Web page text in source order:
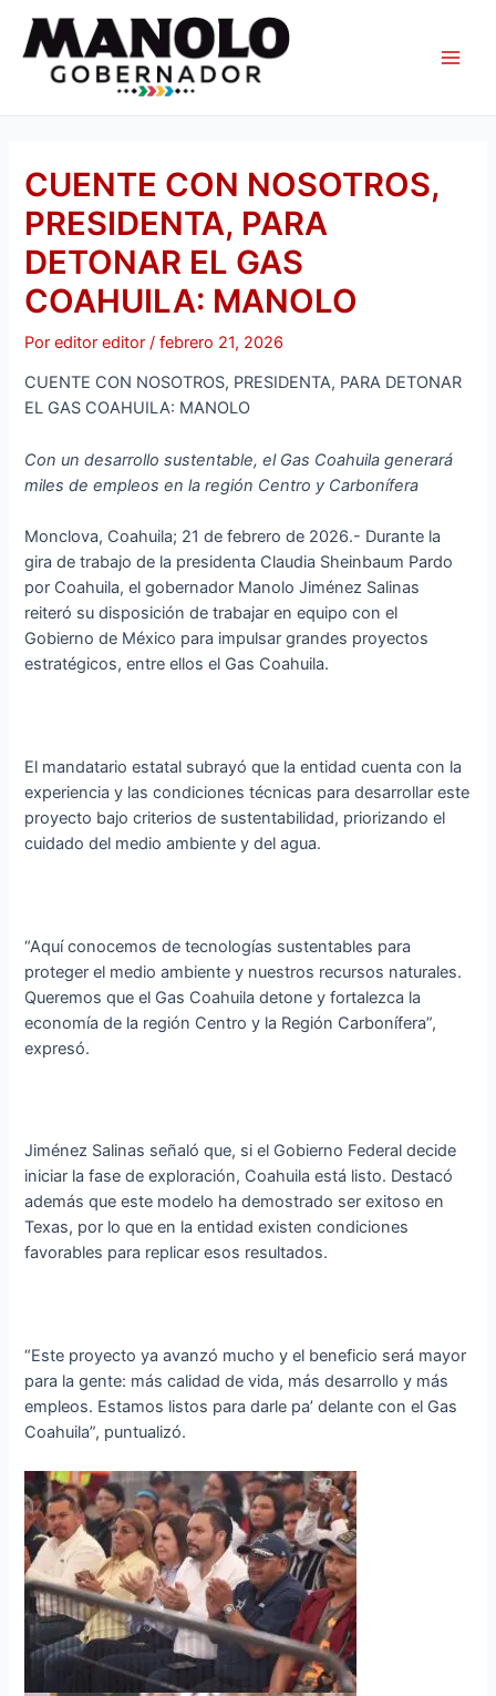
contenido
CUENTE CON NOSOTROS,
PRESIDENTA, PARA
DETONAR EL GAS
COAHUILA: MANOLO
Poreditor editor/febrero 21, 2026
CUENTE CON NOSOTROS, PRESIDENTA, PARA DETONAR
EL GAS COAHUILA: MANOLO
Con un desarrollo sustentable, el Gas Coahuila generará
miles de empleos en la región Centro y Carbonífera
Monclova, Coahuila; 21 de febrero de 2026.- Durante la
gira de trabajo de la presidenta Claudia Sheinbaum Pardo
por Coahuila, el gobernador Manolo Jiménez Salinas
reiteró su disposición de trabajar en equipo con el
Gobierno de México para impulsar grandes proyectos
estratégicos, entre ellos el Gas Coahuila.
El mandatario estatal subrayó que la entidad cuenta con la
experiencia y las condiciones técnicas para desarrollar este
proyecto bajo criterios de sustentabilidad, priorizando el
cuidado del medio ambiente y del agua.
“Aquí conocemos de tecnologías sustentables para
proteger el medio ambiente y nuestros recursos naturales.
Queremos que el Gas Coahuila detone y fortalezca la
economía de la región Centro y la Región Carbonífera”,
expresó.
Jiménez Salinas señaló que, si el Gobierno Federal decide
iniciar la fase de exploración, Coahuila está listo. Destacó
además que este modelo ha demostrado ser exitoso en
Texas, por lo que en la entidad existen condiciones
favorables para replicar esos resultados.
“Este proyecto ya avanzó mucho y el beneficio será mayor
para la gente: más calidad de vida, más desarrollo y más
empleos. Estamos listos para darle pa’ delante con el Gas
Coahuila”, puntualizó.
de
entradas